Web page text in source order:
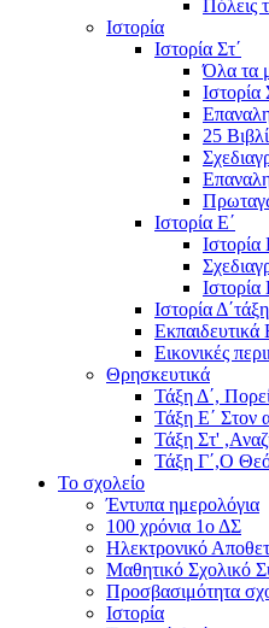
Πόλεις
Ιστορία
Ιστορία Στ΄
Όλα τα
Ιστορία
25
Ιστορία Ε΄
Ιστορία
Ιστορία
Ιστορία
Εκπαιδευτικά
Εικονικές
Θρησκευτικά
Τάξη Δ΄,
Τάξη Ε΄ Στον
Τάξη Στ'
Τάξη Γ΄,Ο
Το σχολείο
Έντυπα ημερολόγια
100 χρόνια 1ο ΔΣ
Ηλεκτρονικό
Μαθητικό Σχολικό
Προσβασιμότητα
Ιστορία